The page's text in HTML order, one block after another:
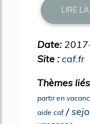
LIRE
Date:
Site : caf.fr
Thèmes
partir en
aide caf/